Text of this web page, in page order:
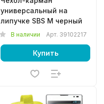
универсальный на
липучке SBS M черный
В наличии Арт. 39102217
Купить